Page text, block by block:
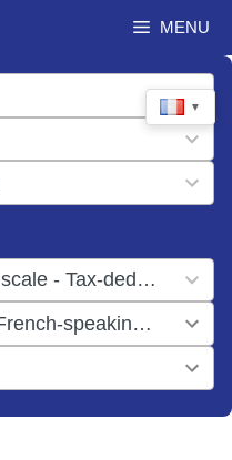
MENU
▼
Missions avec réduction fiscale - Tax-deductible missions
Missions francophones - French-speaking missions